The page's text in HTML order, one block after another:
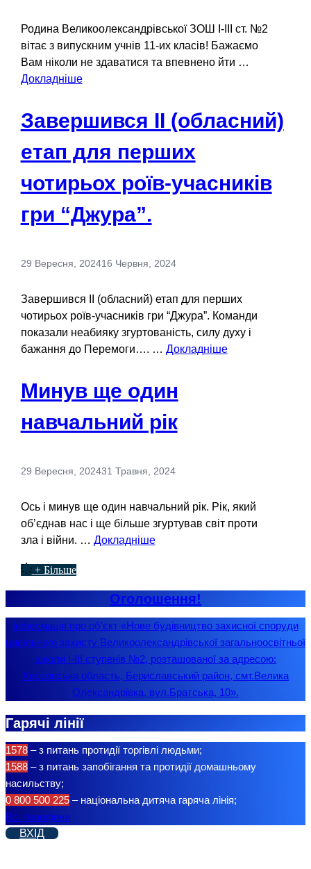
Родина Великоолександрівської ЗОШ І-ІІІ ст. №2
вітає з випускним учнів 11-их класів! Бажаємо
Вам ніколи не здаватися та впевнено йти …
Докладніше
Завершився ІІ (обласний)
етап для перших
чотирьох роїв-учасників
гри “Джура”.
29 Вересня, 202416 Червня, 2024
Завершився ІІ (обласний) етап для перших
чотирьох роїв-учасників гри “Джура”. Команди
показали неабияку згуртованість, силу духу і
бажання до Перемоги…. … Докладніше
Минув ще один
навчальний рік
29 Вересня, 202431 Травня, 2024
Ось і минув ще один навчальний рік. Рік, який
обʼєднав нас і ще більше згуртував світ проти
зла і війни. … Докладніше
+ Більше
Оголошення!
Інформація про об’єкт «Нове будівництво захисної споруди
цивільного захисту Великоолександрівської загальноосвітньої
школи І-ІІІ ступенів №2, розташованої за адресою:
Херсонська область, Бериславський район, смт.Велика
Олександрівка, вул.Братська, 10».
Гарячі лінії
1578 – з питань протидії торгівлі людьми;
1588 – з питань запобігання та протидії домашньому
насильству;
0 800 500 225 – національна дитяча гаряча лінія;
Всі телефони
ВХІД